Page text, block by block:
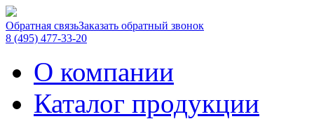
Обратная связьЗаказать обратный звонок
8 (495) 477-33-20
О компании
Каталог продукции